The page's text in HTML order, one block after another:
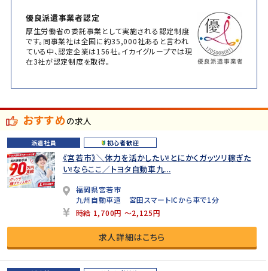
優良派遣事業者認定
厚生労働省の委託事業として実施される認定制度
です。同事業社は全国に約35,000社あると言われ
ている中、認定企業は156社。イカイグループでは現
在3社が認定制度を取得。
おすすめの求人
派遣社員 初心者歓迎
《宮若市》＼体力を活かしたい!とにかくガッツリ稼ぎた
い!ならここ／トヨタ自動車九...
福岡県宮若市
九州自動車道 宮田スマートICから車で1分
時給 1,700円 ～2,125円
求人詳細はこちら